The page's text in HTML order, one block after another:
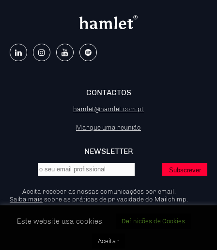
CONTACTOS
hamlet@hamlet.com.pt
Marque uma reunião
NEWSLETTER
Aceita receber as nossas comunicações por email.
Saiba mais sobre as práticas de privacidade do Mailchimp.
Política de Privacidade e Cookies
Este website usa cookies. Definicões de Cookies
Aceitar